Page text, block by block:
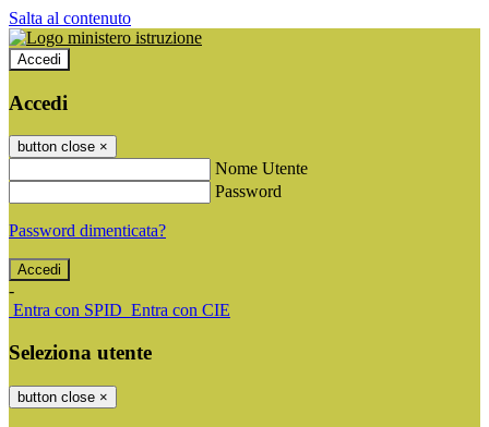
Salta al contenuto
Accedi
Accedi
button close ×
Nome Utente
Password
Password dimenticata?
-
Entra con SPID Entra con CIE
Seleziona utente
button close ×